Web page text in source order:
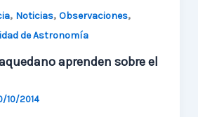
, Noticias, Observaciones,
de Astronomía
aprenden sobre el
10/2014